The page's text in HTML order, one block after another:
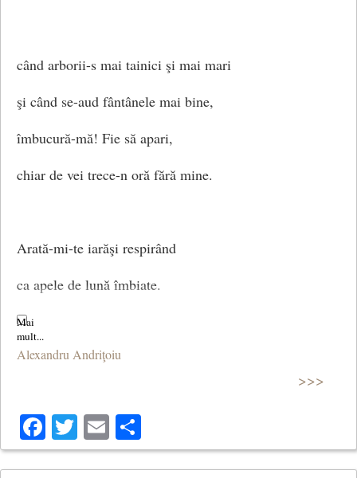
când arborii-s mai tainici şi mai mari
şi când se-aud fântânele mai bine,
îmbucură-mă! Fie să apari,
chiar de vei trece-n oră fără mine.
Arată-mi-te iarăşi respirând
ca apele de lună îmbiate.
Un strop de mări în ochi mi s-a răsfrânt,
căci mări şi lacrimi sunt, la fel, sărate.
Adu-ţi aminte de un biet dactil,
de un fragment fragil de poezie
Alexandru Andriţoiu
>>>
Facebook
Twitter
Email